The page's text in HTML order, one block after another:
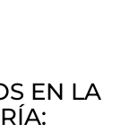
EN LA